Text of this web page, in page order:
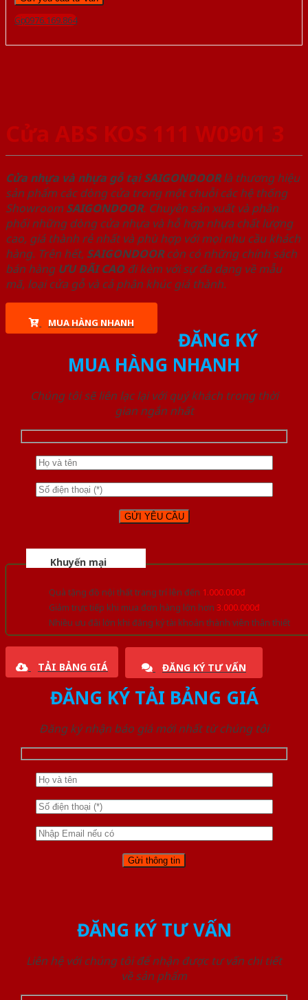
Gọi 0976.169.864
Cửa ABS KOS 111 W0901 3
Cửa nhựa và nhựa gỗ tại SAIGONDOORlà thương hiệu
sản phẩm các dòng cửa trong một chuỗi các hệ thống
Showroom SAIGONDOOR. Chuyên sản xuất và phân
phối những dòng cửa nhựa và hỗ hợp nhựa chất lượng
cao, giá thành rẻ nhất và phù hợp với mọi nhu cầu khách
hàng. Trên hết, SAIGONDOORcòn có những chính sách
bán hàng ƯU ĐÃI CAOđi kèm với sự đa dạng về mẫu
mã, loại cửa gỗ và cả phân khúc giá thành.
MUA HÀNG NHANH
ĐĂNG KÝ
MUA HÀNG NHANH
Chúng tôi sẽ liên lạc lại với quý khách trong thời
gian ngắn nhất
Khuyến mại
Quà tặng đồ nội thất trang trí lên đến 1.000.000đ
Giảm trực tiếp khi mua đơn hàng lớn hơn 3.000.000đ
Nhiều ưu đãi lớn khi đăng ký tài khoản thành viên thân thiết
TẢI BẢNG GIÁ ĐĂNG KÝ TƯ VẤN
ĐĂNG KÝ TẢI BẢNG GIÁ
Đăng ký nhận báo giá mới nhất từ chúng tôi
ĐĂNG KÝ TƯ VẤN
Liên hệ với chúng tôi để nhận được tư vấn chi tiết
về sản phẩm